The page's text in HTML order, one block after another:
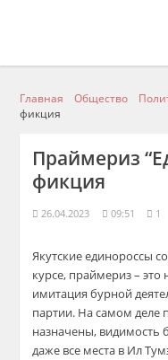
Главная Общество
фикция
Праймериз
фикция
26.04.2023 09:51 1
Якутские единороссы
курсе, праймериз –
имитация бурной
партии. На самом деле
назначены, видимость
даже все места в Ил